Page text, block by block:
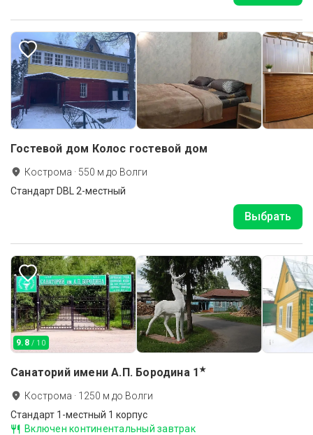
Гостевой дом Колос гостевой дом
Кострома · 550 м до Волги
Стандарт DBL 2-местный
Выбрать
9.8 / 10
Санаторий имени А.П. Бородина 1★
Кострома · 1250 м до Волги
Стандарт 1-местный 1 корпус
Включен континентальный завтрак